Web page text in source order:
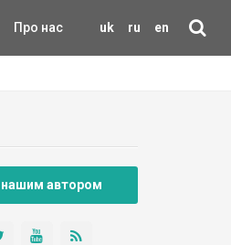
uk ru en
Про нас
нашим автором